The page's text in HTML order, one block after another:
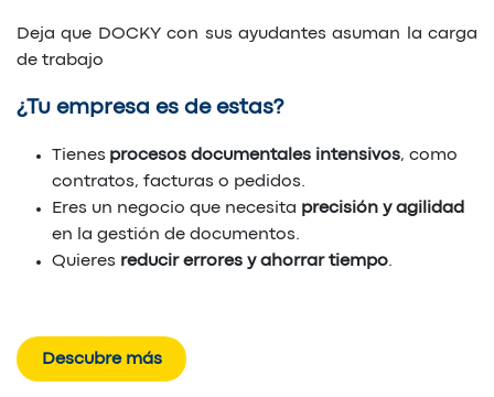
Deja que DOCKY con sus ayudantes asuman la carga
de trabajo
¿Tu empresa es de estas?
Tienes procesos documentales intensivos, como
contratos, facturas o pedidos.
Eres un negocio que necesita precisión y agilidad
en la gestión de documentos.
Quieres reducir errores y ahorrar tiempo.
Descubre más